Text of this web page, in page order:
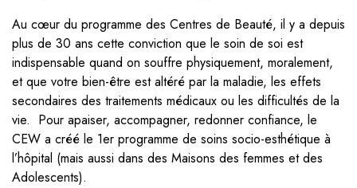
Au cœur du programme des Centres de Beauté, il y a depuis
plus de 30 ans cette conviction que le soin de soi est
indispensable quand on souffre physiquement, moralement,
et que votre bien-être est altéré par la maladie, les effets
secondaires des traitements médicaux ou les difficultés de la
vie. Pour apaiser, accompagner, redonner confiance, le
CEW a créé le 1er programme de soins socio-esthétique à
l’hôpital (mais aussi dans des Maisons des femmes et des
Adolescents).